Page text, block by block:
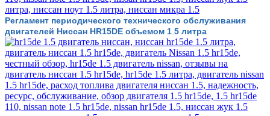
Регламент периодического технического обслуживания
двигателей Ниссан HR15DE объемом 1 5 литра